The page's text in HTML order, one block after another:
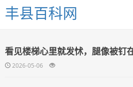
丰县百科网
看见楼梯心里就发怵，腿像被钉
2026-05-06